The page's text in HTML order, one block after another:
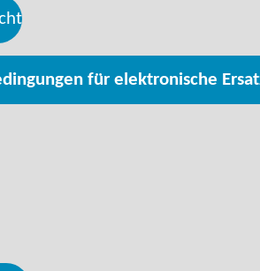
für elektronische